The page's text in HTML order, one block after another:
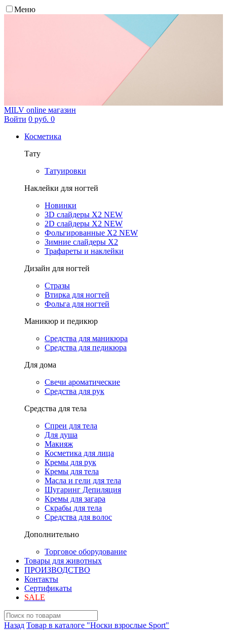
Меню
MILV online магазин
Войти 0 руб. 0
Косметика
Тату
Татуировки
Наклейки для ногтей
Новинки
3D слайдеры X2 NEW
2D слайдеры X2 NEW
Фольгированные X2 NEW
Зимние слайдеры Х2
Трафареты и наклейки
Дизайн для ногтей
Стразы
Втирка для ногтей
Фольга для ногтей
Маникюр и педикюр
Средства для маникюра
Средства для педикюра
Для дома
Свечи ароматические
Средства для рук
Средства для тела
Спреи для тела
Для душа
Макияж
Косметика для лица
Кремы для рук
Кремы для тела
Масла и гели для тела
Шугаринг Депиляция
Кремы для загара
Скрабы для тела
Средства для волос
Дополнительно
Торговое оборудование
Товары для животных
ПРОИЗВОДСТВО
Контакты
Сертификаты
SALE
Назад Товар в каталоге "Носки взрослые Sport"